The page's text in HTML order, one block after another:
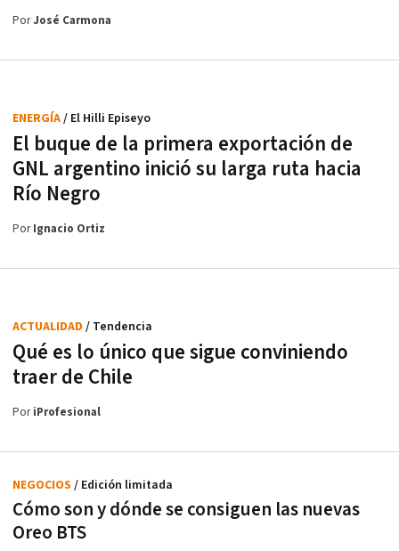
PorJosé Carmona
El buque de la primera exportación de
GNL argentino inició su larga ruta hacia
Río Negro
ENERGÍA/ El Hilli Episeyo
PorIgnacio Ortiz
Qué es lo único que sigue conviniendo
traer de Chile
ACTUALIDAD / Tendencia
PoriProfesional
Cómo son y dónde se consiguen las nuevas
Oreo BTS
NEGOCIOS / Edición limitada